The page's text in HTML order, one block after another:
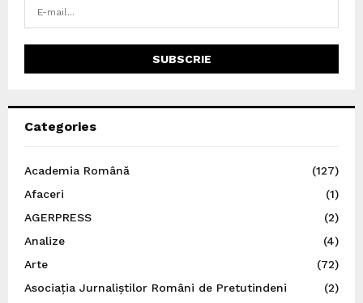
Categories
Academia Română
(127)
Afaceri
(1)
AGERPRESS
(2)
Analize
(4)
Arte
(72)
Asociația Jurnaliștilor Români de Pretutindeni
(2)